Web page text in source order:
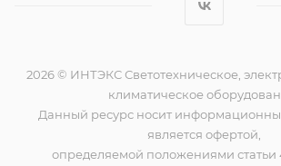
2026 © ИНТЭКС Светотехническое,
климатическое
Данный ресурс носит
является офертой,
определяемой положениями статьи